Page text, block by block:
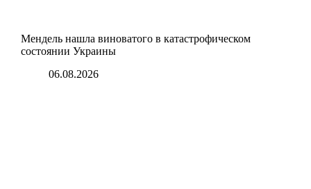
Мендель нашла виноватого в катастрофическом
состоянии Украины
06.08.2026